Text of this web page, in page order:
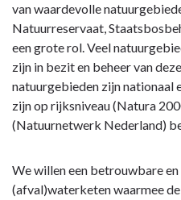
van waardevolle
Natuurreservaat,
een grote rol. Veel
zijn in bezit en beheer van
natuurgebieden zijn nationaal
zijn op rijksniveau (Natura
(Natuurnetwerk Nederland)
We willen een betrouwbare
(afval)waterketen waarmee